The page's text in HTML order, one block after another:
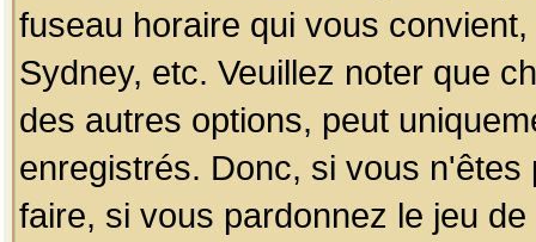
fuseau horaire qui vous
Sydney, etc. Veuillez noter que
des autres options, peut
enregistrés. Donc, si vous
faire, si vous pardonnez le jeu